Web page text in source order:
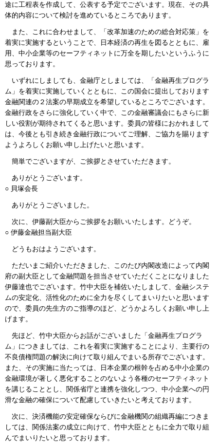
途に工程表を作成して、公表する予定でございます。現在、その具
体的内容について検討を進めているところであります。
また、これに合わせまして、「改革加速のための総合対応策」を
着実に実施するということで、日本経済の再生を図るとともに、雇
用、中小企業等のセーフティネットに万全を期したいというふうに
思っております。
いずれにしましても、金融庁としましては、「金融再生プログラ
ム」を着実に実施していくとともに、この国会に提出しております
金融関連の２法案の早期成立を希望しているところでございます。
金融行政をさらに強化していく中で、この金融審議会にもさらに新
しい役割が期待されてくると思います。委員の皆様におかれまして
は、今後とも引き続き金融行政についてご理解、ご協力を賜ります
ようよろしくお願い申し上げたいと思います。
簡単でございますが、ご挨拶とさせていただきます。
ありがとうございます。
○ 貝塚会長
ありがとうございました。
次に、伊藤副大臣からご挨拶をお願いいたします。どうぞ。
○ 伊藤金融担当副大臣
どうもおはようございます。
ただいまご紹介いただきました、このたび内閣改造によって内閣
府の副大臣として金融問題を担当させていただくことになりました
伊藤達也でございます。竹中大臣を補佐いたしまして、金融システ
ムの安定化、活性化のために全力を尽くしてまいりたいと思います
ので、委員の先生方のご指導のほど、どうかよろしくお願い申し上
げます。
先ほど、竹中大臣からお話がございました「金融再生プログラ
ム」につきましては、これを着実に実施することにより、主要行の
不良債権問題の解決に向けて取り組んでまいる所存でございます。
また、その実施に当たっては、日本企業の根幹を占める中小企業の
金融環境が著しく悪化することのないよう各種のセーフティネット
を講じることとし、関係省庁と連携を強化しつつ、中小企業への円
滑な金融の確保について配慮していきたいと考えております。
次に、決済機能の安定確保ならびに金融機関の組織再編につきま
しては、関係法案の成立に向けて、竹中大臣とともに全力で取り組
んでまいりたいと思っております。